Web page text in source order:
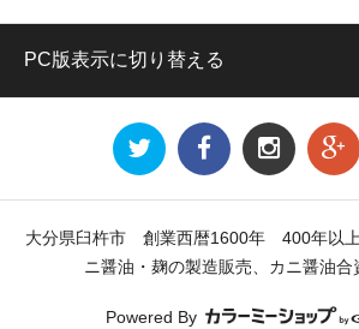
PC版表示に切り替える
大分県臼杵市 創業西暦1600年 400年以上
ニ醤油・麹の製造販売、カニ醤油合
Powered By